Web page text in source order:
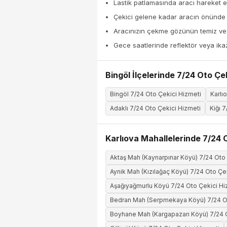
Lastik patlamasında aracı hareket
Çekici gelene kadar aracın
Aracınızın çekme gözünün temiz
Gece saatlerinde reflektör veya
Bingöl İlçelerinde 7/24 Oto
Bingöl 7/24 Oto Çekici Hizmeti
Adaklı 7/24 Oto Çekici Hizmeti
Kiğı
Karlıova Mahallelerinde 7/24
Aktaş Mah (Kaynarpınar Köyü) 7/24
Aynik Mah (Kızılağaç Köyü) 7/24 Oto
Aşağıyağmurlu Köyü 7/24 Oto Çekici
Bedran Mah (Serpmekaya Köyü) 7/24
Boyhane Mah (Kargapazarı Köyü) 7/